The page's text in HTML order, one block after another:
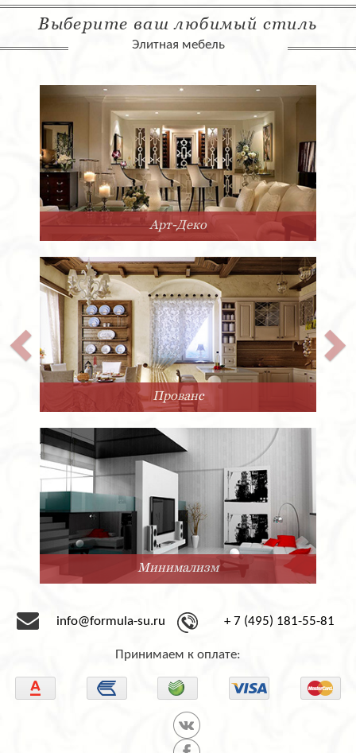
Выберите ваш любимый стиль
Элитная мебель
Арт-Деко
Прованс
Минимализм
info@formula-su.ru + 7 (495) 181-55-81
Принимаем к оплате: